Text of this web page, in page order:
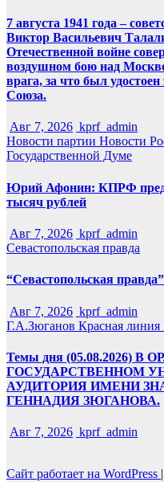
7 августа 1941 года –
Виктор Васильевич
Отечественной войне
воздушном бою над
врага, за что был
Союза.
Авг 7, 2026 kprf_admin
Новости партии Новости
Государственной Думе
Юрий Афонин: КПРФ
тысяч рублей
Авг 7, 2026 kprf_admin
Севастопольская правда
“Севастопольская
Авг 7, 2026 kprf_admin
Г.А.Зюганов Красная линия
Темы дня (05.08.2026) В
ГОСУДАРСТВЕННОМ
АУДИТОРИЯ ИМЕНИ
ГЕННАДИЯ ЗЮГАНОВА.
Авг 7, 2026 kprf_admin
Сайт работает на WordPress |